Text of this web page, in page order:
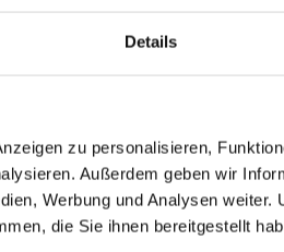
Details
zu personalisieren,
Außerdem geben wir
Werbung und Analysen
die Sie ihnen bereitgestellt